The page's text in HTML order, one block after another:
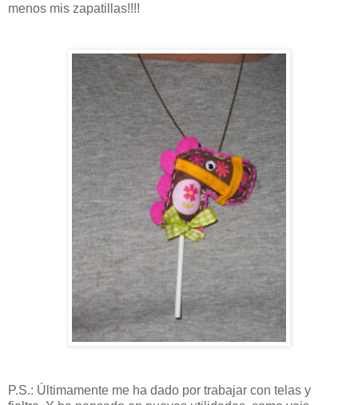
menos mis zapatillas!!!!
P.S.: Últimamente me ha dado por trabajar con telas y